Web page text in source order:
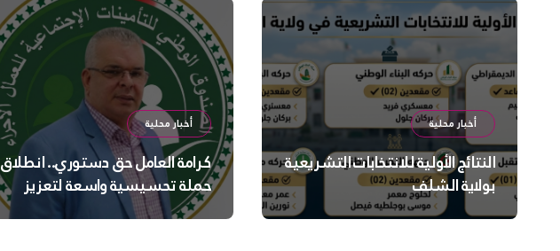
أخبار محلية
النتائج الأولية للانتخابات التشريعية
بولاية الشلف
أخبار محلية
كرامة العامل حق دستوري.. انطلاق
حملة تحسيسية واسعة لتعزيز
السلامة الجسدية والنفسية